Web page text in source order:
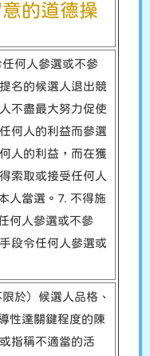
的道德操
何人參選或不參
名的候選人退出競
不盡最大努力促使
何人的利益而參選
人的利益，而在獲
索取或接受任何人
人當選。7. 不得施
何人參選或不參
段令任何人參選或
於）候選人品格、
性達關鍵程度的陳
指稱不適當的活